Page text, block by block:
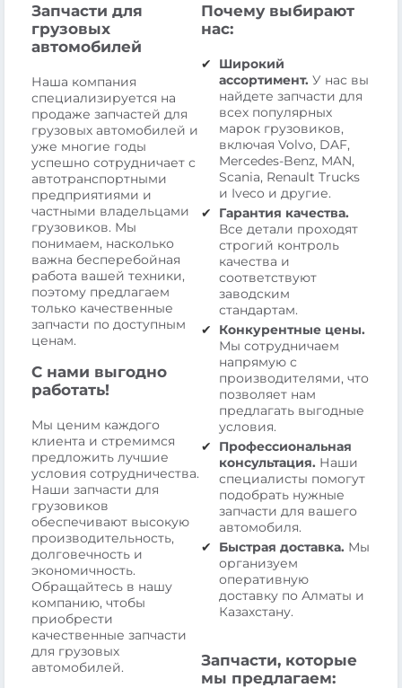
Запчасти для
грузовых
автомобилей
Наша компания
специализируется на
продаже запчастей для
грузовых автомобилей и
уже многие годы
успешно сотрудничает с
автотранспортными
предприятиями и
частными владельцами
грузовиков. Мы
понимаем, насколько
важна бесперебойная
работа вашей техники,
поэтому предлагаем
только качественные
запчасти по доступным
ценам.
С нами выгодно
работать!
Мы ценим каждого
клиента и стремимся
предложить лучшие
условия сотрудничества.
Наши запчасти для
грузовиков
обеспечивают высокую
производительность,
долговечность и
экономичность.
Обращайтесь в нашу
компанию, чтобы
приобрести
качественные запчасти
для грузовых
автомобилей.
Почему выбирают
нас:
Широкий
ассортимент. У нас вы
найдете запчасти для
всех популярных
марок грузовиков,
включая Volvo, DAF,
Mercedes-Benz, MAN,
Scania, Renault Trucks
и Iveco и другие.
Гарантия качества.
Все детали проходят
строгий контроль
качества и
соответствуют
заводским
стандартам.
Конкурентные цены.
Мы сотрудничаем
напрямую с
производителями, что
позволяет нам
предлагать выгодные
условия.
Профессиональная
консультация. Наши
специалисты помогут
подобрать нужные
запчасти для вашего
автомобиля.
Быстрая доставка. Мы
организуем
оперативную
доставку по Алматы и
Казахстану.
Запчасти, которые
мы предлагаем: